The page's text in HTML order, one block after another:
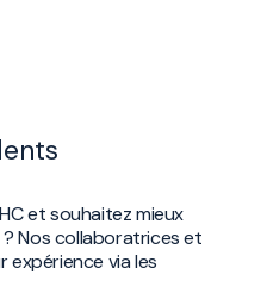
et souhaitez mieux
Nos collaboratrices et
via les